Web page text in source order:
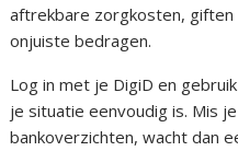
aftrekbare zorgkosten,
onjuiste bedragen.
Log in met je DigiD en
je situatie eenvoudig is. Mis
bankoverzichten, wacht dan